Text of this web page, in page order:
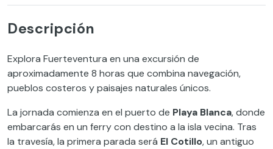
Descripción
Explora Fuerteventura en una excursión de
aproximadamente 8 horas que combina navegación,
pueblos costeros y paisajes naturales únicos.
La jornada comienza en el puerto de Playa Blanca, donde
embarcarás en un ferry con destino a la isla vecina. Tras
la travesía, la primera parada será El Cotillo, un antiguo